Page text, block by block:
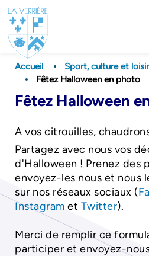
Accueil
Sport, culture et
Fêtez Halloween en photo
Fêtez Halloween
A vos citrouilles,
Partagez avec nous vos
d'Halloween ! Prenez des
envoyez-les nous et nous
sur nos réseaux sociaux (
Instagramet Twitter).
Merci de remplir ce
participer et envoyez-